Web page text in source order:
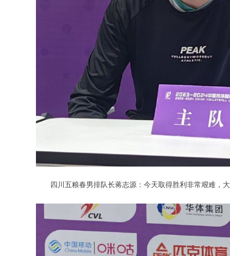
四川五粮春男排队长蒋志源：今天取得胜利非常艰难，